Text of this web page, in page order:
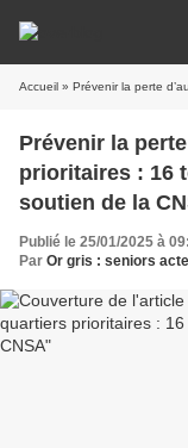
Accueil » Prévenir la perte d’autonomie
Prévenir la
prioritaires : 16
soutien de la
Publié le 25/01/2025 à
Par Or gris : seniors